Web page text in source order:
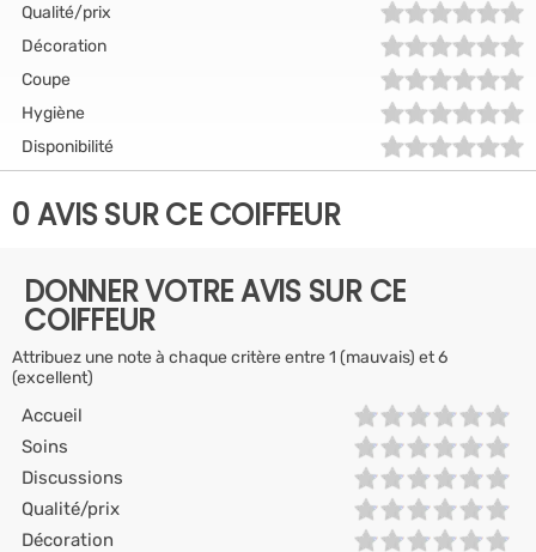
Qualité/prix
Décoration
Coupe
Hygiène
Disponibilité
0 AVIS SUR CE COIFFEUR
DONNER VOTRE AVIS SUR CE
COIFFEUR
Attribuez une note à chaque critère entre 1 (mauvais) et 6
(excellent)
Accueil
Soins
Discussions
Qualité/prix
Décoration